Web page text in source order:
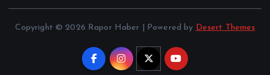
Copyright © 2026 Rapor Haber | Powered by Desert Themes